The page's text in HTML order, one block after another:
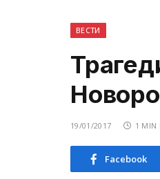
ВЕСТИ
19/01/2017 1 MIN
Facebook